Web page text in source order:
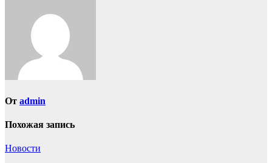
От admin
Похожая запись
Новости